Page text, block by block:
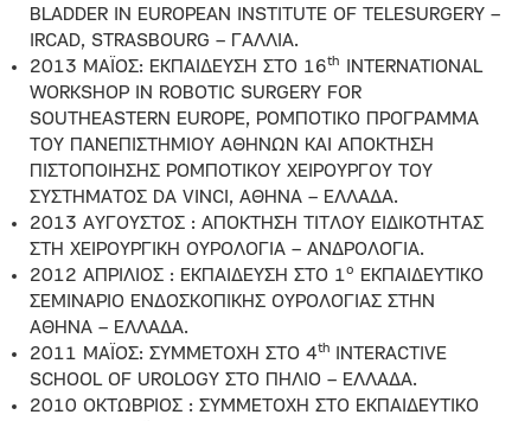
BLADDER IN EUROPEAN INSTITUTE OF TELESURGERY –
IRCAD, STRASBOURG – ΓΑΛΛΙΑ.
2013 ΜΑΪΟΣ: ΕΚΠΑΙΔΕΥΣΗ ΣΤΟ 16th
INTERNATIONAL
WORKSHOP IN ROBOTIC SURGERY FOR
SOUTHEASTERN EUROPE, ΡΟΜΠΟΤΙΚΟ ΠΡΟΓΡΑΜΜΑ
ΤΟΥ ΠΑΝΕΠΙΣΤΗΜΙΟΥ ΑΘΗΝΩΝ ΚΑΙ ΑΠΟΚΤΗΣΗ
ΠΙΣΤΟΠΟΙΗΣΗΣ ΡΟΜΠΟΤΙΚΟΥ ΧΕΙΡΟΥΡΓΟΥ ΤΟΥ
ΣΥΣΤΗΜΑΤΟΣ DA VINCI, ΑΘΗΝΑ – ΕΛΛΑΔΑ.
2013 ΑΥΓΟΥΣΤΟΣ : ΑΠΟΚΤΗΣΗ ΤΙΤΛΟΥ ΕΙΔΙΚΟΤΗΤΑΣ
ΣΤΗ ΧΕΙΡΟΥΡΓΙΚΗ ΟΥΡΟΛΟΓΙΑ – ΑΝΔΡΟΛΟΓΙΑ.
2012 ΑΠΡΙΛΙΟΣ : ΕΚΠΑΙΔΕΥΣΗ ΣΤΟ 1ο
ΕΚΠΑΙΔΕΥΤΙΚΟ
ΣΕΜΙΝΑΡΙΟ ΕΝΔΟΣΚΟΠΙΚΗΣ ΟΥΡΟΛΟΓΙΑΣ ΣΤΗΝ
ΑΘΗΝΑ – ΕΛΛΑΔΑ.
2011 ΜΑΪΟΣ: ΣΥΜΜΕΤΟΧΗ ΣΤΟ 4th
INTERACTIVE
SCHOOL OF UROLOGY ΣΤΟ ΠΗΛΙΟ – ΕΛΛΑΔΑ.
2010 ΟΚΤΩΒΡΙΟΣ : ΣΥΜΜΕΤΟΧΗ ΣΤΟ ΕΚΠΑΙΔΕΥΤΙΚΟ